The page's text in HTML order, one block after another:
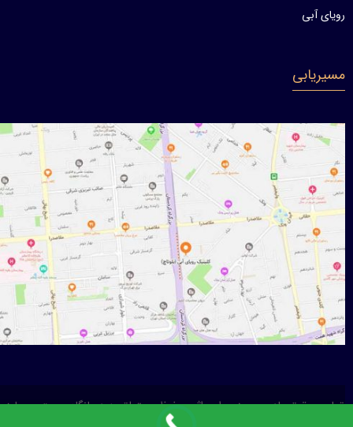
رویای آبی
مسیریابی
تمامی حقوق مادی و معنوی این اثر محفوظ و متعلق به درمانگاه پوست، مو، لیزر